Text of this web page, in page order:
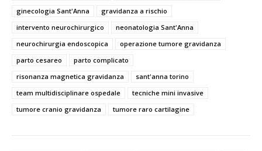
ginecologia Sant'Anna
gravidanza a rischio
intervento neurochirurgico
neonatologia Sant'Anna
neurochirurgia endoscopica
operazione tumore gravidanza
parto cesareo
parto complicato
risonanza magnetica gravidanza
sant'anna torino
team multidisciplinare ospedale
tecniche mini invasive
tumore cranio gravidanza
tumore raro cartilagine